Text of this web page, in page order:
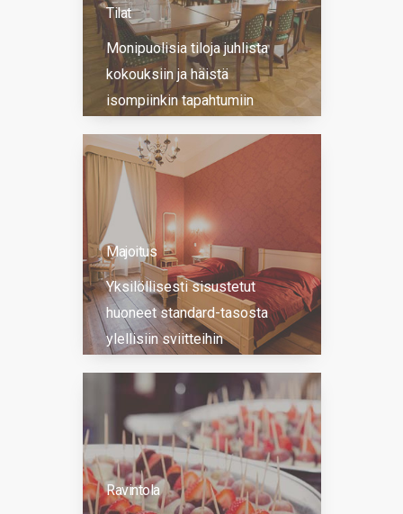
Tilat
Monipuolisia tiloja juhlista
kokouksiin ja häistä
isompiinkin tapahtumiin
Majoitus
Yksilöllisesti sisustetut
huoneet standard-tasosta
ylellisiin sviitteihin
Ravintola